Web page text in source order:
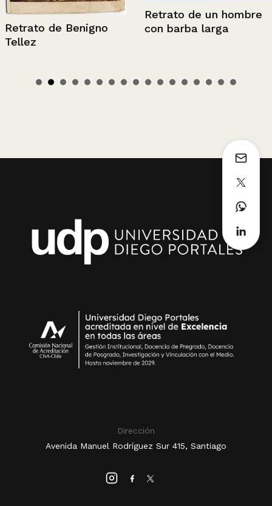
Retrato de Benigno
Tellez
Retrato de un hombre
con barba larga
Dirección
Avenida Manuel Rodríguez Sur 415, Santiago